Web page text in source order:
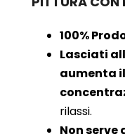
100%
Lasciati
aumenta
rilassi.
Non serve